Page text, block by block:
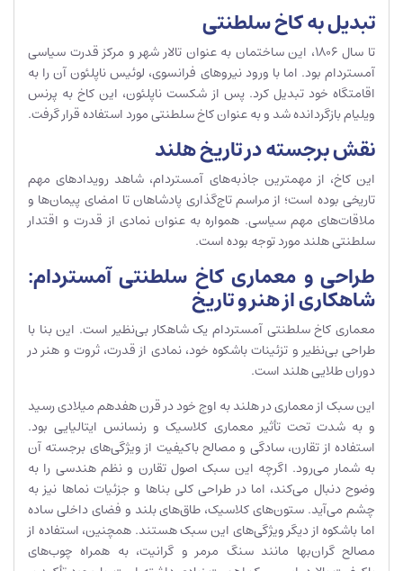
تبدیل به کاخ سلطنتی
تا سال ۱۸۰۶، این ساختمان به عنوان تالار شهر و مرکز قدرت سیاسی
آمستردام بود. اما با ورود نیروهای فرانسوی، لوئیس ناپلئون آن را به
اقامتگاه خود تبدیل کرد. پس از شکست ناپلئون، این کاخ به پرنس
ویلیام بازگردانده شد و به عنوان کاخ سلطنتی مورد استفاده قرار گرفت.
نقش برجسته در تاریخ هلند
این کاخ، از مهمترین جاذبه‌های آمستردام، شاهد رویدادهای مهم
تاریخی بوده است؛ از مراسم تاج‌گذاری پادشاهان تا امضای پیمان‌ها و
ملاقات‌های مهم سیاسی. همواره به عنوان نمادی از قدرت و اقتدار
سلطنتی هلند مورد توجه بوده است.
طراحی و معماری کاخ سلطنتی آمستردام:
شاهکاری از هنر و تاریخ
معماری کاخ سلطنتی آمستردام یک شاهکار بی‌نظیر است. این بنا با
طراحی بی‌نظیر و تزئینات باشکوه خود، نمادی از قدرت، ثروت و هنر در
دوران طلایی هلند است.
این سبک از معماری در هلند به اوج خود در قرن هفدهم میلادی رسید
و به شدت تحت تأثیر معماری کلاسیک و رنسانس ایتالیایی بود.
استفاده از تقارن، سادگی و مصالح باکیفیت از ویژگی‌های برجسته آن
به شمار می‌رود. اگرچه این سبک اصول تقارن و نظم هندسی را به
وضوح دنبال می‌کند، اما در طراحی کلی بناها و جزئیات نماها نیز به
چشم می‌آید. ستون‌های کلاسیک، طاق‌های بلند و فضای داخلی ساده
اما باشکوه از دیگر ویژگی‌های این سبک هستند. همچنین، استفاده از
مصالح گران‌بها مانند سنگ مرمر و گرانیت، به همراه چوب‌های